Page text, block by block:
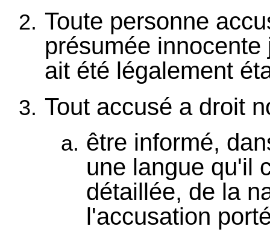
Toute personne
présumée
ait été légalement
Tout accusé a droit
être informé,
une langue qu'il
détaillée, de la
l'accusation